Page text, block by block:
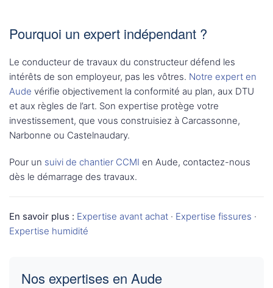
Pourquoi un expert indépendant ?
Le conducteur de travaux du constructeur défend les
intérêts de son employeur, pas les vôtres. Notre expert en
Aude vérifie objectivement la conformité au plan, aux DTU
et aux règles de l’art. Son expertise protège votre
investissement, que vous construisiez à Carcassonne,
Narbonne ou Castelnaudary.
Pour un suivi de chantier CCMI en Aude, contactez-nous
dès le démarrage des travaux.
En savoir plus : Expertise avant achat · Expertise fissures ·
Expertise humidité
Nos expertises en Aude